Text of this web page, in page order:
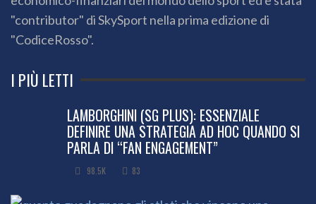
"contributor" di SkySport nella prima edizione di
"CodiceRosso".
I PIÙ LETTI
LAMBORGHINI (SG PLUS): ESSENZIALE
DEFINIRE UNA STRATEGIA AD HOC QUANDO SI
PARLA DI “FAN ENGAGEMENT”
98.5K 83